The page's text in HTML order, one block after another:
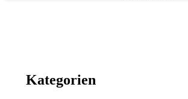
Kategorien